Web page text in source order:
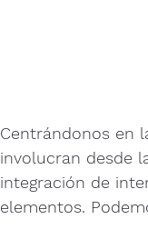
Centrándonos en
involucran desde
integración de
elementos.